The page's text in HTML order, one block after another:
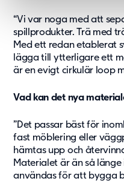
“Vi var noga med att
spillprodukter. Trä med
Med ett redan etablerat
lägga till ytterligare ett
är en evigt cirkulär loop
Vad kan det nya
”Det passar bäst för
fast möblering eller
hämtas upp och
Materialet är än så
användas för att bygga